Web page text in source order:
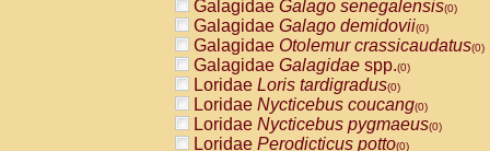
Galagidae Galago senegalensis(0)
Galagidae Galago demidovii(0)
Galagidae Otolemur crassicaudatus(0)
Galagidae Galagidae spp.(0)
Loridae Loris tardigradus(0)
Loridae Nycticebus coucang(0)
Loridae Nycticebus pygmaeus(0)
Loridae Perodicticus potto(0)